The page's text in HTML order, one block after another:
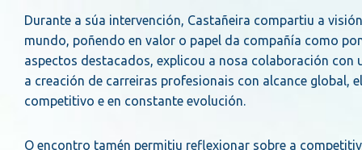
Durante a súa intervención, Castañeira compartiu a
mundo, poñendo en valor o papel da compañía como
aspectos destacados, explicou a nosa colaboración con
a creación de carreiras profesionais con alcance global,
competitivo e en constante evolución.
O encontro tamén permitiu reflexionar sobre a